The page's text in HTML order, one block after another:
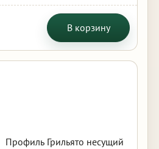
В корзину
Профиль Грильято несущий